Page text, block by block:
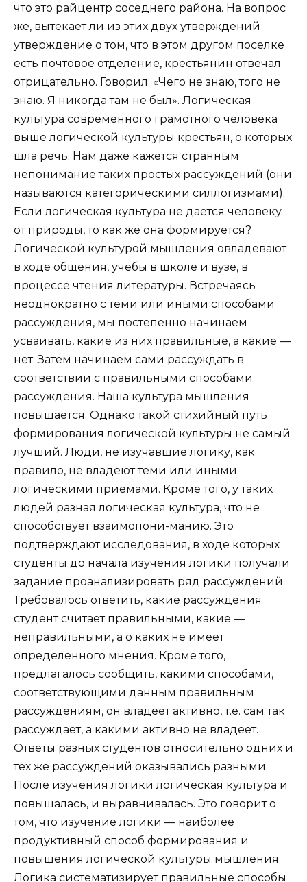
что это райцентр соседнего района. На вопрос
же, вытекает ли из этих двух утверждений
утверждение о том, что в этом другом поселке
есть почтовое отделение, крестьянин отвечал
отрицательно. Говорил: «Чего не знаю, того не
знаю. Я никогда там не был». Логическая
культура современного грамотного человека
выше логической культуры крестьян, о которых
шла речь. Нам даже кажется странным
непонимание таких простых рассуждений (они
называются категорическими силлогизмами).
Если логическая культура не дается человеку
от природы, то как же она формируется?
Логической культурой мышления овладевают
в ходе общения, учебы в школе и вузе, в
процессе чтения литературы. Встречаясь
неоднократно с теми или иными способами
рассуждения, мы постепенно начинаем
усваивать, какие из них правильные, а какие —
нет. Затем начинаем сами рассуждать в
соответствии с правильными способами
рассуждения. Наша культура мышления
повышается. Однако такой стихийный путь
формирования логической культуры не самый
лучший. Люди, не изучавшие логику, как
правило, не владеют теми или иными
логическими приемами. Кроме того, у таких
людей разная логическая культура, что не
способствует взаимопони-манию. Это
подтверждают исследования, в ходе которых
студенты до начала изучения логики получали
задание проанализировать ряд рассуждений.
Требовалось ответить, какие рассуждения
студент считает правильными, какие —
неправильными, а о каких не имеет
определенного мнения. Кроме того,
предлагалось сообщить, какими способами,
соответствующими данным правильным
рассуждениям, он владеет активно, т.е. сам так
рассуждает, а какими активно не владеет.
Ответы разных студентов относительно одних и
тех же рассуждений оказывались разными.
После изучения логики логическая культура и
повышалась, и выравнивалась. Это говорит о
том, что изучение логики — наиболее
продуктивный способ формирования и
повышения логической культуры мышления.
Логика систематизирует правильные способы